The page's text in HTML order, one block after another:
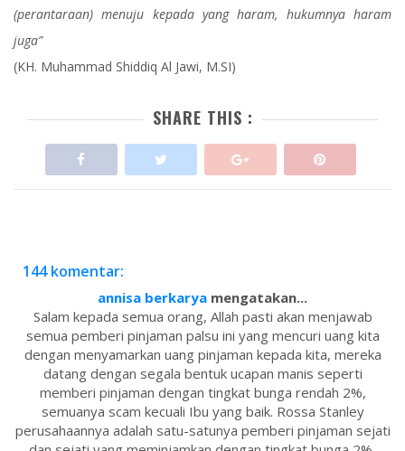
(perantaraan) menuju kepada yang haram, hukumnya haram
juga”
(KH. Muhammad Shiddiq Al Jawi, M.SI)
SHARE THIS :
144 komentar:
annisa berkarya mengatakan...
Salam kepada semua orang, Allah pasti akan menjawab
semua pemberi pinjaman palsu ini yang mencuri uang kita
dengan menyamarkan uang pinjaman kepada kita, mereka
datang dengan segala bentuk ucapan manis seperti
memberi pinjaman dengan tingkat bunga rendah 2%,
semuanya scam kecuali Ibu yang baik. Rossa Stanley
perusahaannya adalah satu-satunya pemberi pinjaman sejati